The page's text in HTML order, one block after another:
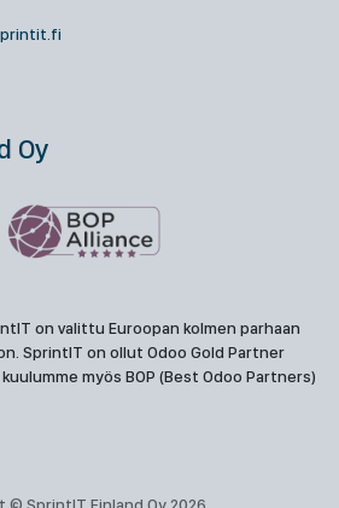
Oy
on valittu Euroopan kolmen parhaan
SprintIT on ollut Odoo Gold Partner
myös BOP (Best Odoo Partners)
© SprintIT Finland Oy 2026